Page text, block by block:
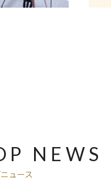
NEWS
ュース